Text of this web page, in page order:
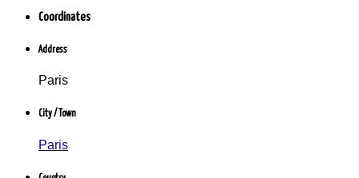
Coordinates
Address
Paris
City / Town
Paris